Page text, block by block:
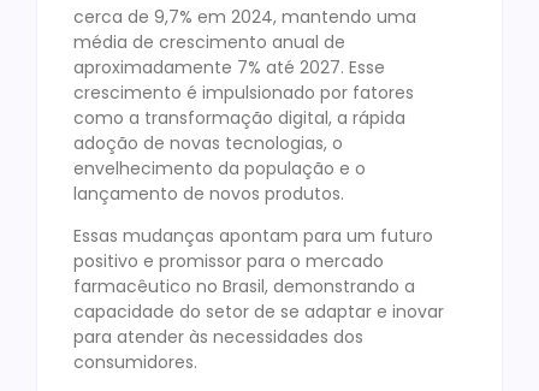
cerca de 9,7% em 2024, mantendo uma
média de crescimento anual de
aproximadamente 7% até 2027. Esse
crescimento é impulsionado por fatores
como a transformação digital, a rápida
adoção de novas tecnologias, o
envelhecimento da população e o
lançamento de novos produtos.
Essas mudanças apontam para um futuro
positivo e promissor para o mercado
farmacêutico no Brasil, demonstrando a
capacidade do setor de se adaptar e inovar
para atender às necessidades dos
consumidores.